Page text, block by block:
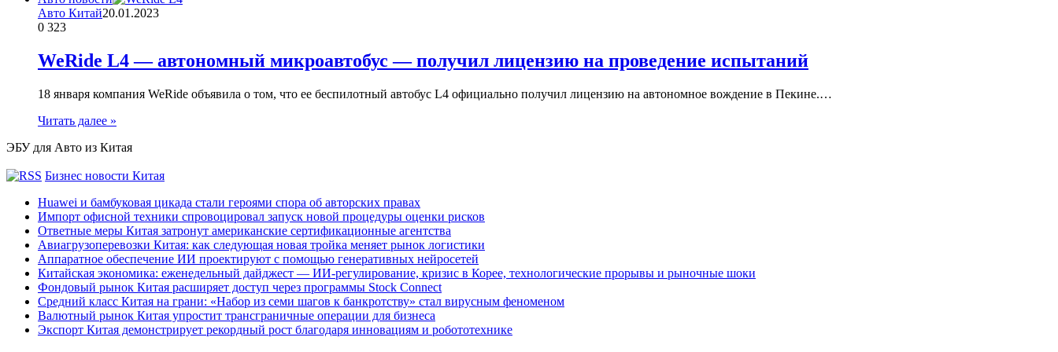
Авто Китай20.01.2023
0 323
WeRide L4 — автономный микроавтобус — получил лицензию на проведение испытаний
18 января компания WeRide объявила о том, что ее беспилотный автобус L4 официально получил лицензию на автономное вождение в Пекине.…
Читать далее »
ЭБУ для Авто из Китая
Бизнес новости Китая
Huawei и бамбуковая цикада стали героями спора об авторских правах
Импорт офисной техники спровоцировал запуск новой процедуры оценки рисков
Ответные меры Китая затронут американские сертификационные агентства
Авиагрузоперевозки Китая: как следующая новая тройка меняет рынок логистики
Аппаратное обеспечение ИИ проектируют с помощью генеративных нейросетей
Китайская экономика: еженедельный дайджест — ИИ-регулирование, кризис в Корее, технологические прорывы и рыночные шоки
Фондовый рынок Китая расширяет доступ через программы Stock Connect
Средний класс Китая на грани: «Набор из семи шагов к банкротству» стал вирусным феноменом
Валютный рынок Китая упростит трансграничные операции для бизнеса
Экспорт Китая демонстрирует рекордный рост благодаря инновациям и робототехнике